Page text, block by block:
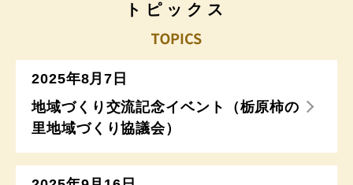
トピックス
2025年8月7日
地域づくり交流記念イベント（栃原柿の
里地域づくり協議会）